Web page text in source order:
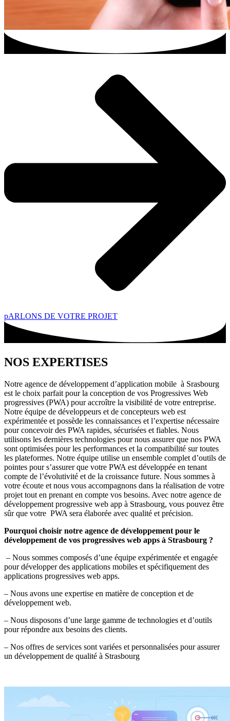
pARLONS DE VOTRE PROJET
NOS EXPERTISES
Notre agence de développement d’application mobile à Srasbourg
est le choix parfait pour la conception de vos Progressives Web
progressives (PWA) pour accroître la visibilité de votre entreprise.
Notre équipe de développeurs et de concepteurs web est
expérimentée et possède les connaissances et l’expertise nécessaire
pour concevoir des PWA rapides, sécurisées et fiables. Nous
utilisons les dernières technologies pour nous assurer que nos PWA
sont optimisées pour les performances et la compatibilité sur toutes
les plateformes. Notre équipe utilise un ensemble complet d’outils de
pointes pour s’assurer que votre PWA est développée en tenant
compte de l’évolutivité et de la croissance future. Nous sommes à
votre écoute et nous vous accompagnons dans la réalisation de votre
projet tout en prenant en compte vos besoins. Avec notre agence de
développement progressive web app à Strasbourg, vous pouvez être
sûr que votre PWA sera élaborée avec qualité et précision.
Pourquoi choisir notre agence de développement pour le
développement de vos progressives web apps à Strasbourg ?
– Nous sommes composés d’une équipe expérimentée et engagée
pour développer des applications mobiles et spécifiquement des
applications progressives web apps.
– Nous avons une expertise en matière de conception et de
développement web.
– Nous disposons d’une large gamme de technologies et d’outils
pour répondre aux besoins des clients.
– Nos offres de services sont variées et personnalisées pour assurer
un développement de qualité à Strasbourg